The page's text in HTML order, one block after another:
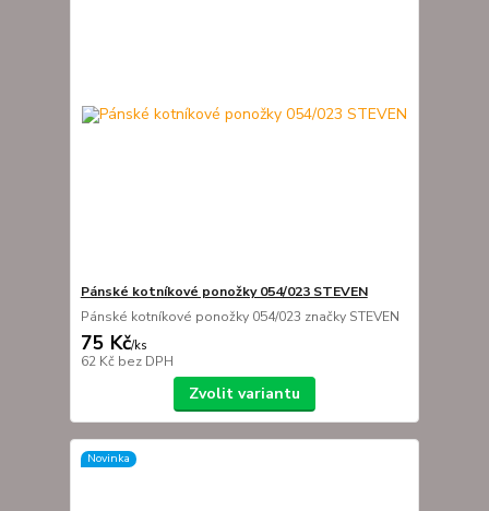
Pánské kotníkové ponožky 054/023 STEVEN
Pánské kotníkové ponožky 054/023 značky STEVEN
75 Kč/ks
62 Kč bez DPH
Zvolit variantu
Novinka